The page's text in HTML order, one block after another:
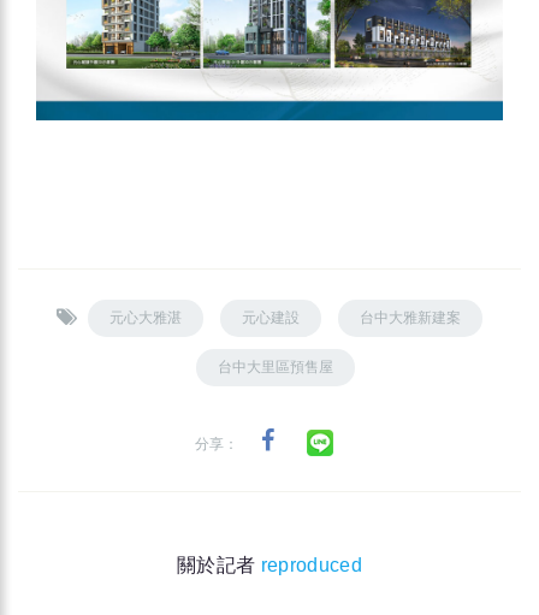
元心大雅湛 元心建設 台中大雅新建案
台中大里區預售屋
分享：
關於記者 reproduced